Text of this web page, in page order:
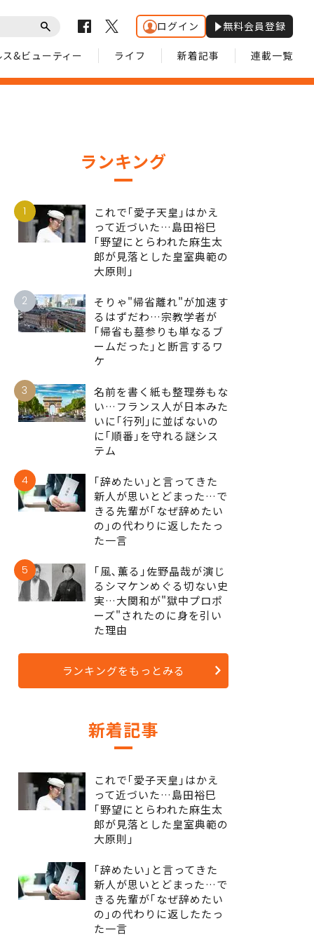
ログイン 無料会員登録
ス&ビューティー ライフ 新着記事 連載一覧
ランキング
1
これで｢愛子天皇｣はかえ
って近づいた…島田裕巳
｢野望にとらわれた麻生太
郎が見落とした皇室典範の
大原則｣
2
そりゃ"帰省離れ"が加速す
るはずだわ…宗教学者が
｢帰省も墓参りも単なるブ
ームだった｣と断言するワ
ケ
3
名前を書く紙も整理券もな
い…フランス人が日本みた
いに｢行列｣に並ばないの
に｢順番｣を守れる謎シス
テム
4
｢辞めたい｣と言ってきた
新人が思いとどまった…で
きる先輩が｢なぜ辞めたい
の｣の代わりに返したたっ
た一言
5
｢風､薫る｣佐野晶哉が演じ
るシマケンめぐる切ない史
実…大関和が"獄中プロポ
ーズ"されたのに身を引い
た理由
ランキングをもっとみる
新着記事
これで｢愛子天皇｣はかえ
って近づいた…島田裕巳
｢野望にとらわれた麻生太
郎が見落とした皇室典範の
大原則｣
｢辞めたい｣と言ってきた
新人が思いとどまった…で
きる先輩が｢なぜ辞めたい
の｣の代わりに返したたっ
た一言